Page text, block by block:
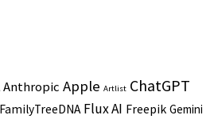
Anthropic Apple Artlist ChatGPT
FamilyTreeDNA Flux AI Freepik Gemini